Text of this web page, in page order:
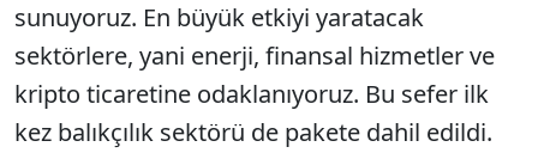
sunuyoruz. En büyük etkiyi yaratacak
sektörlere, yani enerji, finansal hizmetler ve
kripto ticaretine odaklanıyoruz. Bu sefer ilk
kez balıkçılık sektörü de pakete dahil edildi.